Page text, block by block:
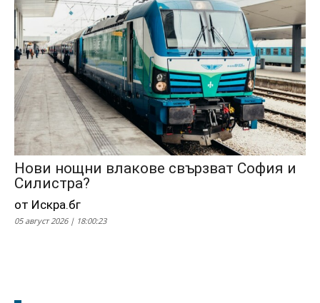
Нови нощни влакове свързват София и
Силистра?
от Искра.бг
05 август 2026 | 18:00:23